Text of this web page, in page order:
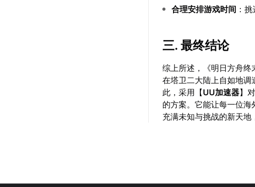
合理安排游戏时间 ：
三. 最终结论
综上所述，《明日方舟
在塔卫二大陆上自如地
此，采用【UU加速器】
的方案。它能让每一位
充满未知与挑战的新天地